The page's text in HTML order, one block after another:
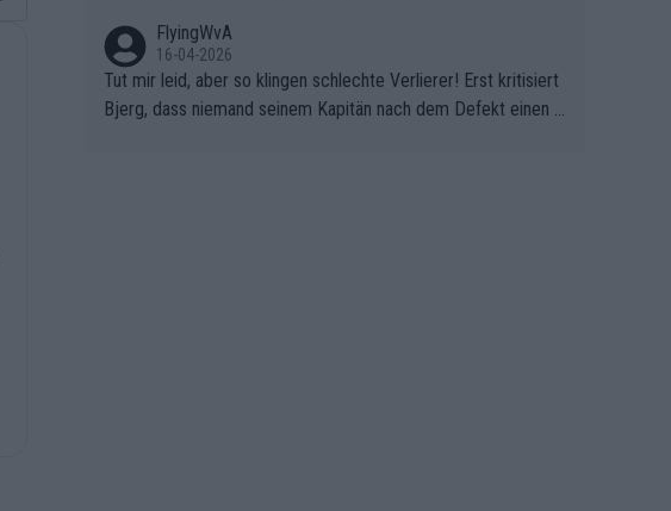
FlyingWvA
16-04-2026
Tut mir leid, aber so klingen schlechte Verlierer! Erst kritisiert
Bjerg, dass niemand seinem Kapitän nach dem Defekt einen r